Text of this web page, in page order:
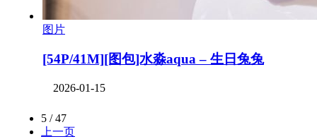
图片
[54P/41M][图包]水淼aqua – 生日兔兔
2026-01-15
5 / 47
上一页